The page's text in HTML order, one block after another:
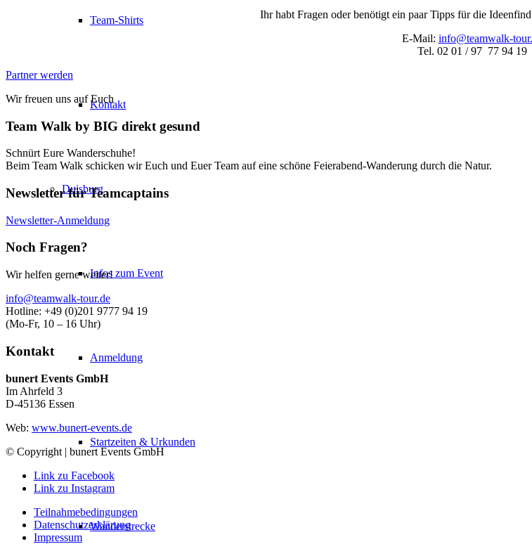
Team-Shirts
Kontakt
Duisburg
Infos zum Event
Anmeldung
Startzeiten & Urkunden
Wanderstrecke
Ihr habt Fragen oder benötigt ein paar Tipps für die
E-Mail: info@teamwalk-
Tel. 02 01 / 97 77 94 19
Partner werden
Wir freuen uns auf Euch
Team Walk by BIG direkt gesund
Schnürt Eure Wanderschuhe!
Beim Team Walk schicken wir Euch und Euer Team auf eine schöne Feierabend-Wanderung durch die Natur.
Newsletter für Teamcaptains
Newsletter-Anmeldung
Noch Fragen?
Wir helfen gerne weiter!
info@teamwalk-tour.de
Hotline: +49 (0)201 9777 94 19
(Mo-Fr, 10 – 16 Uhr)
Kontakt
bunert Events GmbH
Im Ahrfeld 3
D-45136 Essen
Web: www.bunert-events.de
© Copyright | bunert Events GmbH
Link zu Facebook
Link zu Instagram
Teilnahmebedingungen
Datenschutzerklärung
Impressum